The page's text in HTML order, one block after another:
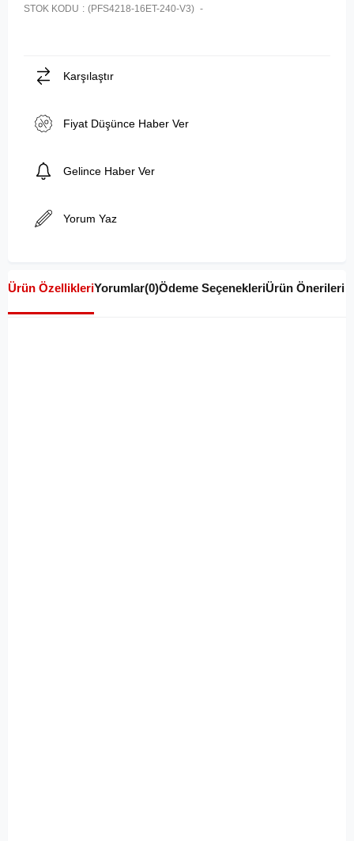
STOK KODU (PFS4218-16ET-240-V3)
Karşılaştır
Fiyat Düşünce Haber Ver
Gelince Haber Ver
Yorum Yaz
Ürün ÖzellikleriYorumlar(0)Ödeme SeçenekleriÜrün Önerileri